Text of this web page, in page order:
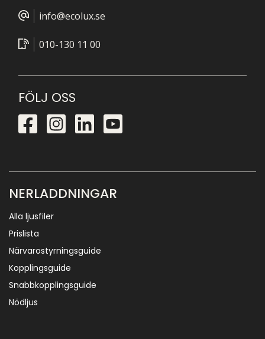
info@ecolux.se
010-130 11 00
FÖLJ OSS
NERLADDNINGAR
Alla ljusfiler
Prislista
Närvarostyrningsguide
Kopplingsguide
Snabbkopplingsguide
Nödljus